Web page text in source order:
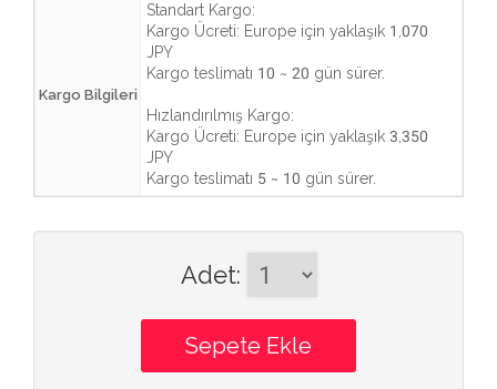
Kargo Bilgileri
Standart Kargo:
Kargo Ücreti: Europe için yaklaşık 1,070
JPY
Kargo teslimatı 10 ~ 20 gün sürer.
Hızlandırılmış Kargo:
Kargo Ücreti: Europe için yaklaşık 3,350
JPY
Kargo teslimatı 5 ~ 10 gün sürer.
Adet: